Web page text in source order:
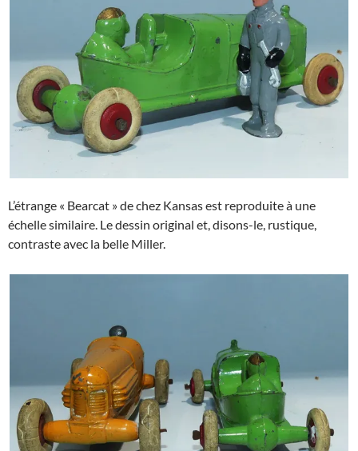
L’étrange « Bearcat » de chez Kansas est reproduite à une
échelle similaire. Le dessin original et, disons-le, rustique,
contraste avec la belle Miller.